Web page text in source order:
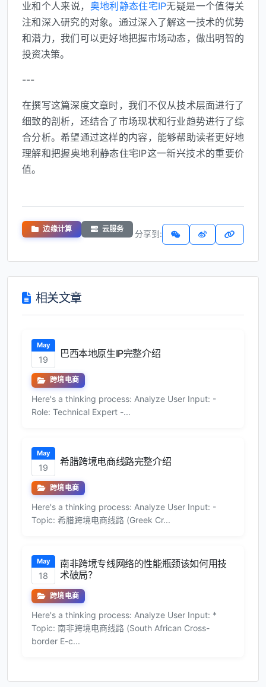
业和个人来说， 奥地利静态住宅IP无疑是一个值得关
注和深入研究的对象。通过深入了解这一技术的优势
和潜力，我们可以更好地把握市场动态，做出明智的
投资决策。
---
在撰写这篇深度文章时，我们不仅从技术层面进行了
细致的剖析，还结合了市场现状和行业趋势进行了综
合分析。希望通过这样的内容，能够帮助读者更好地
理解和把握奥地利静态住宅IP这一新兴技术的重要价
值。
边缘计算 云服务 分享到:
相关文章
May
19
巴西本地原生IP完整介绍
跨境电商
Here's a thinking process: Analyze User Input: -
Role: Technical Expert -...
May
19
希腊跨境电商线路完整介绍
跨境电商
Here's a thinking process: Analyze User Input: -
Topic: 希腊跨境电商线路 (Greek Cr...
May
18
南非跨境专线网络的性能瓶颈该如何用技
术破局？
跨境电商
Here's a thinking process: Analyze User Input: *
Topic: 南非跨境电商线路 (South African Cross-
border E-c...